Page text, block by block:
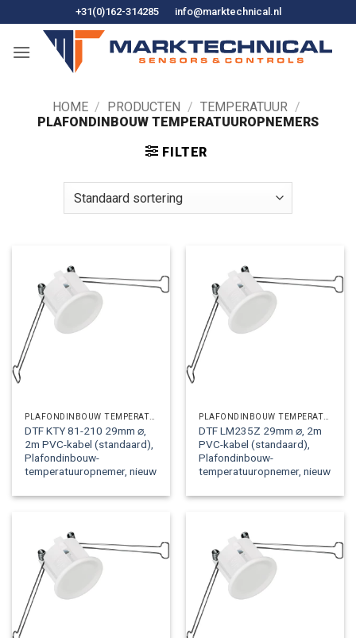
naar
+31(0)162-314285 info@marktechnical.nl
HOME / PRODUCTEN / TEMPERATUUR /
PLAFONDINBOUW TEMPERATUUROPNEMERS
FILTER
DTF KTY 81-210 29mm ⌀,
2m PVC-kabel (standaard),
Plafondinbouw-
temperatuuropnemer, nieuw
DTF LM235Z 29mm ⌀, 2m
PVC-kabel (standaard),
Plafondinbouw-
temperatuuropnemer, nieuw